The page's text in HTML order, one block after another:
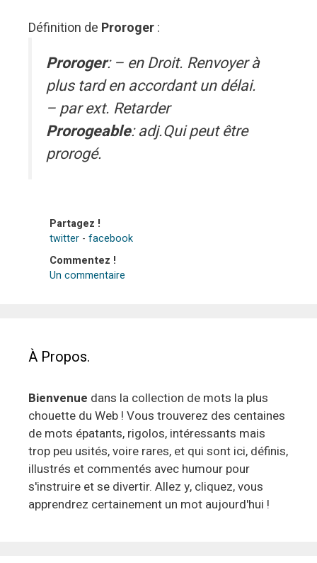
Définition de Proroger:
Proroger: – en Droit. Renvoyer à
plus tard en accordant un délai.
– par ext. Retarder
Prorogeable: adj.Qui peut être
prorogé.
Partagez !
twitter - facebook
Commentez !
Un commentaire
À Propos.
Bienvenue dans la collection de mots la plus
chouette du Web ! Vous trouverez des centaines
de mots épatants, rigolos, intéressants mais
trop peu usités, voire rares, et qui sont ici, définis,
illustrés et commentés avec humour pour
s'instruire et se divertir. Allez y, cliquez, vous
apprendrez certainement un mot aujourd'hui !